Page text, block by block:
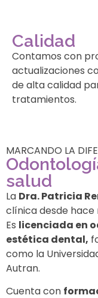
Calidad
Contamos con
actualizaciones
de alta calidad
tratamientos.
MARCANDO LA
salud
La Dra. Patricia
clínica desde hace
Es licenciada en
estética dental,
como la
Autran.
Cuenta con